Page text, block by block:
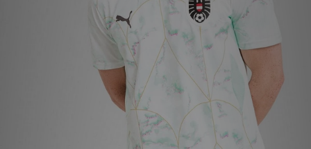
TARJETA REGALO